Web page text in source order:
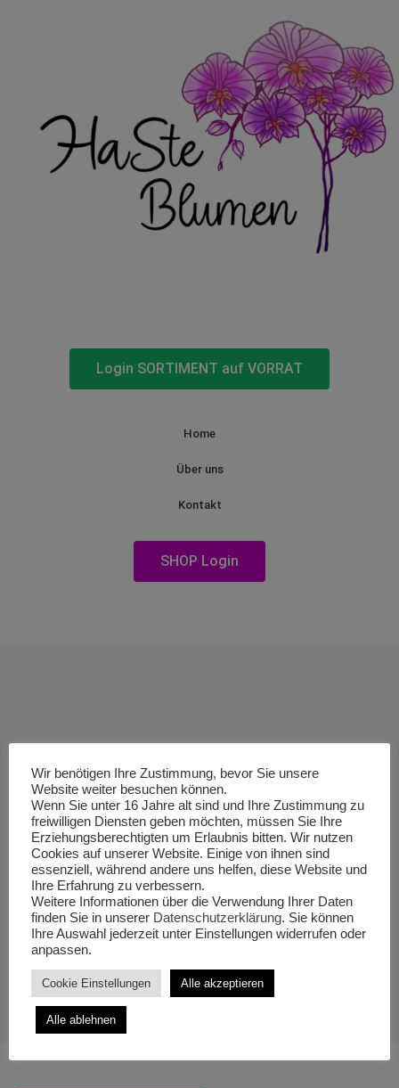
Login SORTIMENT auf VORRAT
Home
Über uns
Kontakt
SHOP Login
Wir benötigen Ihre Zustimmung, bevor Sie unsere
Website weiter besuchen können.
Wenn Sie unter 16 Jahre alt sind und Ihre Zustimmung zu
freiwilligen Diensten geben möchten, müssen Sie Ihre
Erziehungsberechtigten um Erlaubnis bitten. Wir nutzen
Cookies auf unserer Website. Einige von ihnen sind
essenziell, während andere uns helfen, diese Website und
Ihre Erfahrung zu verbessern.
Weitere Informationen über die Verwendung Ihrer Daten
finden Sie in unserer Datenschutzerklärung. Sie können
Ihre Auswahl jederzeit unter Einstellungen widerrufen oder
anpassen.
Cookie Einstellungen Alle akzeptieren
Alle ablehnen